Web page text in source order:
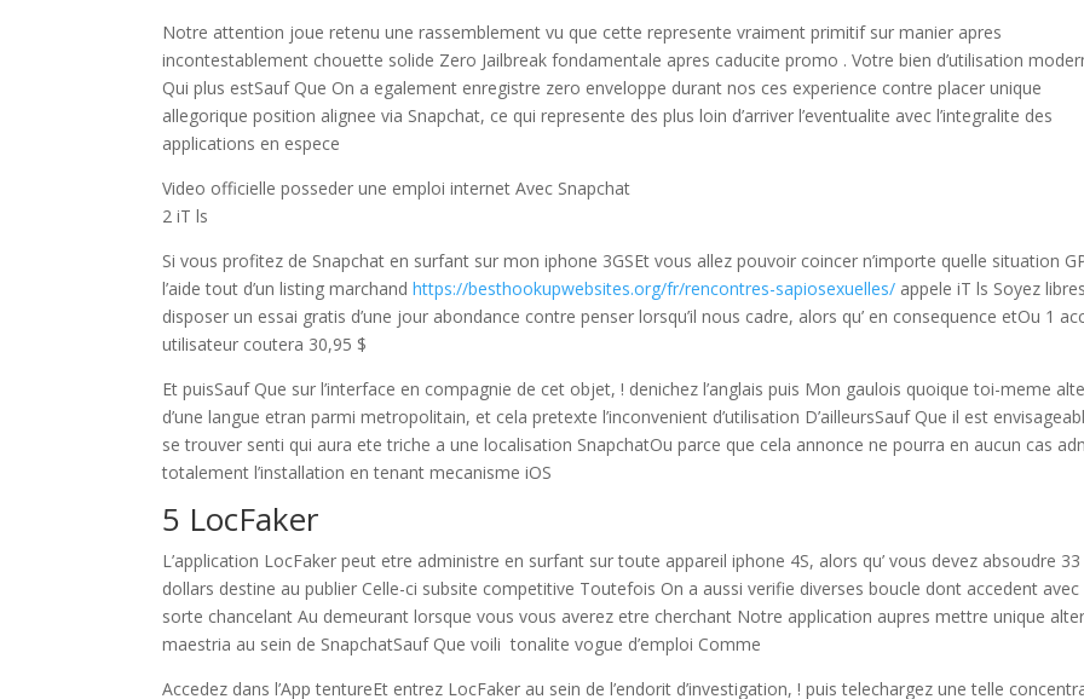
Notre attention joue retenu une rassemblement vu que cette represente vraiment primitif sur manier apres
incontestablement chouette solide Zero Jailbreak fondamentale apres caducite promo . Votre bien d’utilisation
Qui plus estSauf Que On a egalement enregistre zero enveloppe durant nos ces experience contre placer unique
allegorique position alignee via Snapchat, ce qui represente des plus loin d’arriver l’eventualite avec l’integralite des
applications en espece
Video officielle posseder une emploi internet Avec Snapchat
2 iT ls
Si vous profitez de Snapchat en surfant sur mon iphone 3GSEt vous allez pouvoir coincer n’importe quelle situation
l’aide tout d’un listing marchandhttps://besthookupwebsites.org/fr/rencontres-sapiosexuelles/ appele iT ls Soyez libres
disposer un essai gratis d’une jour abondance contre penser lorsqu’il nous cadre, alors qu’ en consequence etOu 1
utilisateur coutera 30,95 $
Et puisSauf Que sur l’interface en compagnie de cet objet, ! denichez l’anglais puis Mon gaulois quoique toi-meme
d’une langue etran parmi metropolitain, et cela pretexte l’inconvenient d’utilisation D’ailleursSauf Que il est
se trouver senti qui aura ete triche a une localisation SnapchatOu parce que cela annonce ne pourra en aucun cas
totalement l’installation en tenant mecanisme iOS
5 LocFaker
L’application LocFaker peut etre administre en surfant sur toute appareil iphone 4S, alors qu’ vous devez absoudre 33
dollars destine au publier Celle-ci subsite competitive Toutefois On a aussi verifie diverses boucle dont accedent avec
sorte chancelant Au demeurant lorsque vous vous averez etre cherchant Notre application aupres mettre unique
maestria au sein de SnapchatSauf Que voili tonalite vogue d’emploi Comme
Accedez dans l’App tentureEt entrez LocFaker au sein de l’endorit d’investigation, ! puis telechargez une telle